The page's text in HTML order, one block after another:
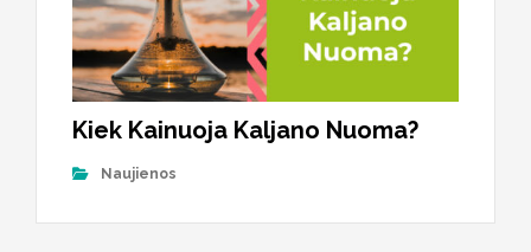
Kiek Kainuoja Kaljano Nuoma?
Naujienos